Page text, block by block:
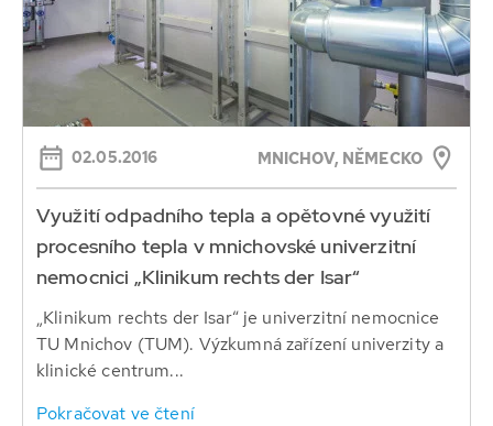
02.05.2016 MNICHOV, NĚMECKO
Využití odpadního tepla a opětovné využití
procesního tepla v mnichovské univerzitní
nemocnici „Klinikum rechts der Isar“
„Klinikum rechts der Isar“ je univerzitní nemocnice
TU Mnichov (TUM). Výzkumná zařízení univerzity a
klinické centrum...
Pokračovat ve čtení